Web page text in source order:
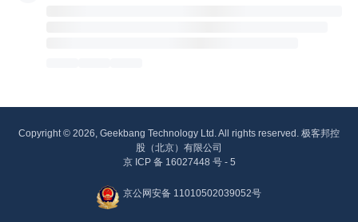
Copyright © 2026, Geekbang Technology Ltd. All rights reserved. 极客邦控
股（北京）有限公司
京 ICP 备 16027448 号 - 5
京公网安备 11010502039052号